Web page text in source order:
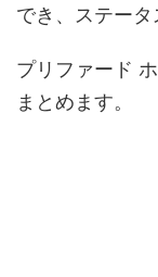
でき、ステータ
プリファード
まとめます。